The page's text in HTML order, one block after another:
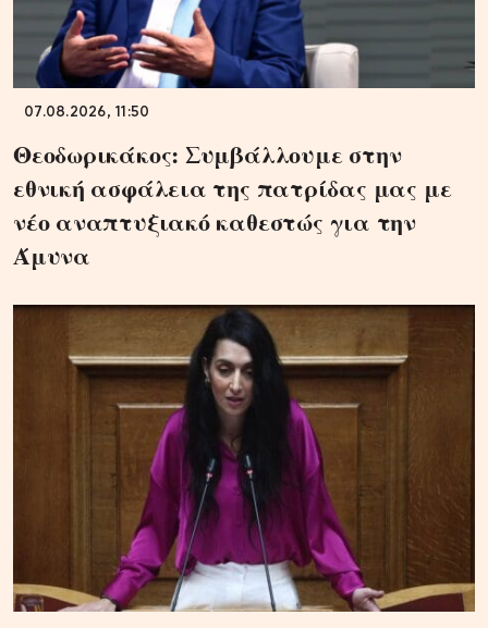
07.08.2026, 11:50
Θεοδωρικάκος: Συμβάλλουμε στην
εθνική ασφάλεια της πατρίδας μας με
νέο αναπτυξιακό καθεστώς για την
Άμυνα